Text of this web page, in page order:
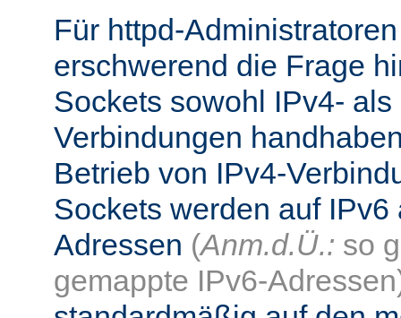
Für httpd-
erschwerend die Frage
Sockets sowohl IPv4-
Verbindungen
Betrieb von IPv4-
Sockets werden auf
Adressen (Anm.d.Ü.: so
gemappte IPv6-